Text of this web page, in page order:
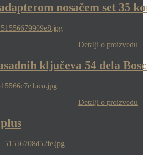
nosačem set 35
Detalji o proizvodu
ključeva 54 dela
Detalji o proizvodu